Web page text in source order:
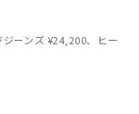
ーンズ ¥24,200、ヒー